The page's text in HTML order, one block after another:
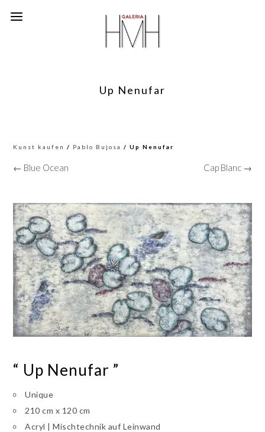
Up Nenufar
Kunst kaufen / Pablo Bujosa / Up Nenufar
← Blue Ocean Cap Blanc →
“ Up Nenufar ”
Unique
210 cm x 120 cm
Acryl | Mischtechnik auf Leinwand